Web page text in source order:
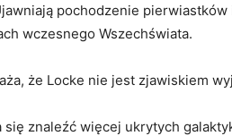
pochodzenie
wczesnego Wszechświata.
że ​​Locke nie jest zjawiskiem
się znaleźć więcej ukrytych